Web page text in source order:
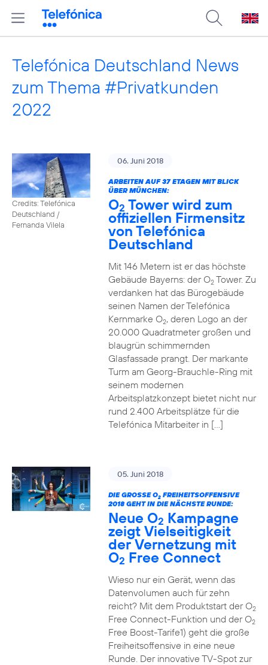
Telefónica Deutschland News
zum Thema #Privatkunden
2022
Credits: Telefónica
Deutschland /
Fernanda Vilela
06. Juni 2018
ARBEITEN AUF 37 ETAGEN MIT BLICK
ÜBER MÜNCHEN:
O2 Tower wird zum
offiziellen Firmensitz
von Telefónica
Deutschland
Mit 146 Metern ist er das höchste
Gebäude Bayerns: der O2Tower. Zu
verdanken hat das Bürogebäude
seinen Namen der Telefónica
Kernmarke O2, deren Logo an der
20.000 Quadratmeter großen und
blaugrün schimmernden
Glasfassade prangt. Der markante
Turm am Georg-Brauchle-Ring mit
seinem modernen
Arbeitsplatzkonzept bietet nicht nur
rund 2.400 Arbeitsplätze für die
Telefónica Mitarbeiter in […]
05. Juni 2018
DIE GROSSE O 2FREIHEITSOFFENSIVE
2018 GEHT IN DIE NÄCHSTE RUNDE:
Neue O2 Kampagne
zeigt Vielseitigkeit
der Vernetzung mit
O2 Free Connect
Wieso nur ein Gerät, wenn das
Datenvolumen auch für zehn
reicht? Mit dem Produktstart der O2
Free Connect-Funktion und der O2
Free Boost-Tarife1) geht die große
Freiheitsoffensive in eine neue
Runde. Der innovative TV-Spot zur